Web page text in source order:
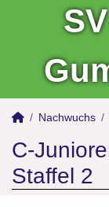
Nachwuchs
C-
Staffel 2